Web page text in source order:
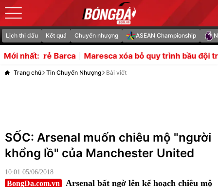
Lịch thi đấu Kết quả Chuyển nhượng ASEAN Championship
Mới nhất:
Maresca xóa bỏ quy trình bầu đội trưởng của Pep tại
Trang chủ Tin Chuyển Nhượng Bài viết
khổng lồ" của Manchester United
10:01 05/06/2018
ngôi sao đang thất sủng tại Manchester United.